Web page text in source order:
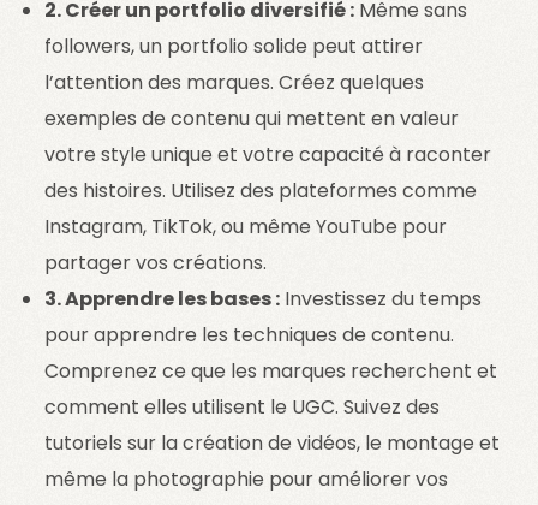
2. Créer un portfolio diversifié : Même sans
followers, un portfolio solide peut attirer
l’attention des marques. Créez quelques
exemples de contenu qui mettent en valeur
votre style unique et votre capacité à raconter
des histoires. Utilisez des plateformes comme
Instagram, TikTok, ou même YouTube pour
partager vos créations.
3. Apprendre les bases : Investissez du temps
pour apprendre les techniques de contenu.
Comprenez ce que les marques recherchent et
comment elles utilisent le UGC. Suivez des
tutoriels sur la création de vidéos, le montage et
même la photographie pour améliorer vos